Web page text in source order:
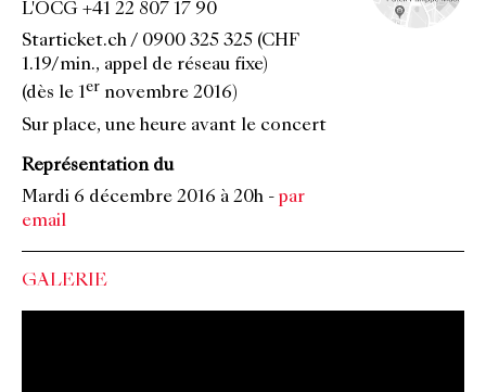
L'OCG +41 22 807 17 90
Starticket.ch / 0900 325 325 (CHF
1.19/min., appel de réseau fixe)
(dès le 1er novembre 2016)
Sur place, une heure avant le concert
Représentation du
Mardi 6 décembre 2016 à 20h - par
email
GALERIE